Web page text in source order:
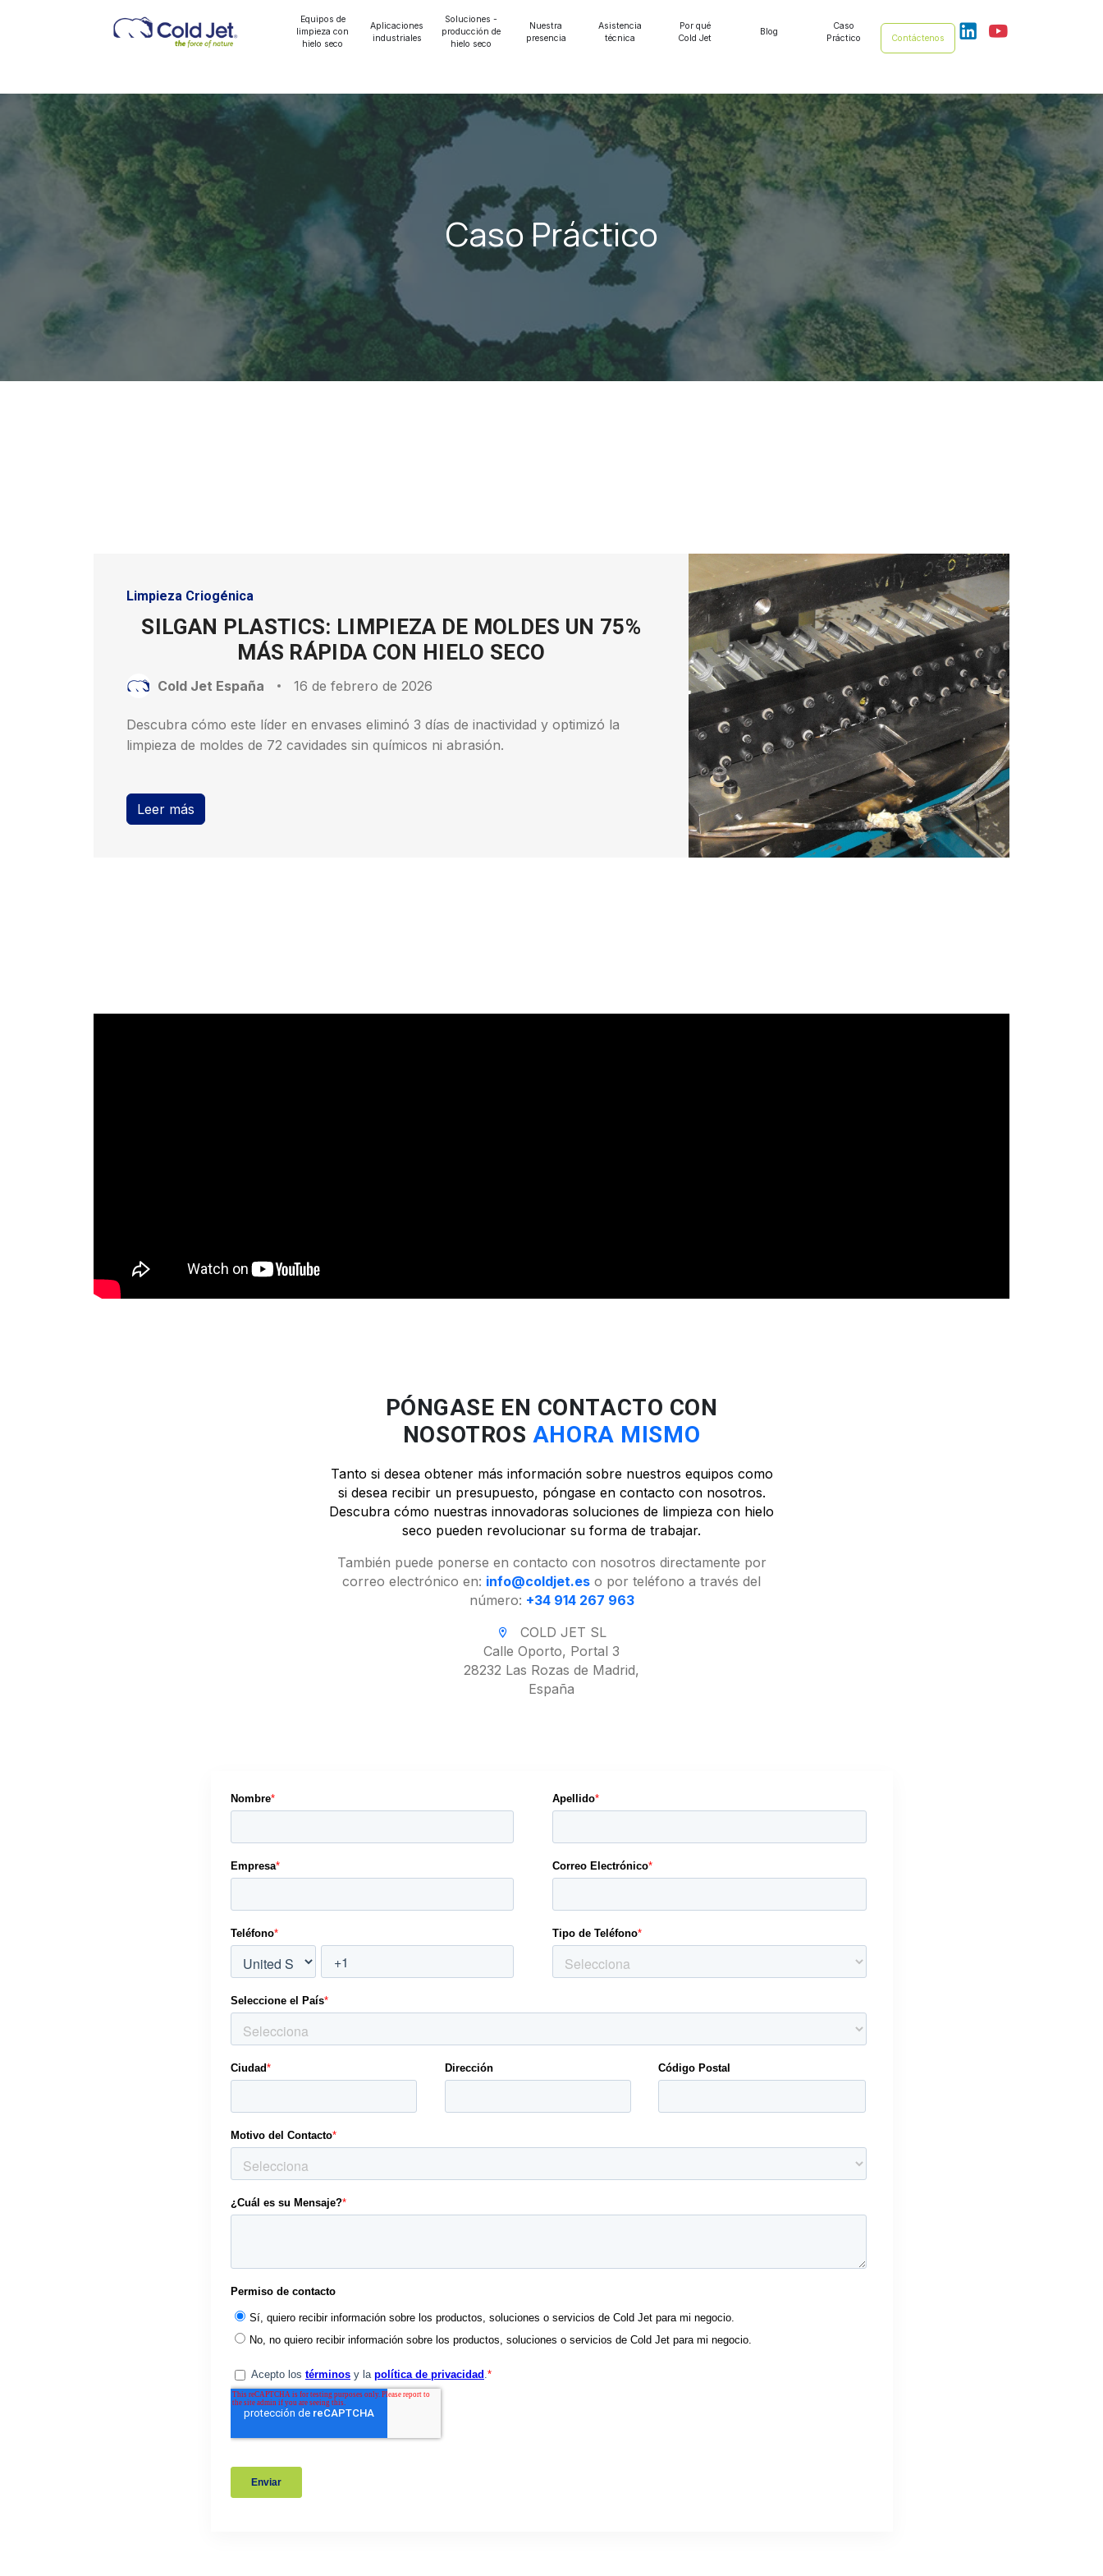
Equipos de
limpieza con
hielo seco
Aplicaciones
industriales
Soluciones -
producción de
hielo seco
Nuestra
presencia
Asistencia
técnica
Por qué
Cold Jet
Blog
Caso
Práctico
Contáctenos
Caso Práctico
Limpieza Criogénica
SILGAN PLASTICS: LIMPIEZA DE MOLDES UN 75%
MÁS RÁPIDA CON HIELO SECO
Cold Jet España 16 de febrero de 2026
Descubra cómo este líder en envases eliminó 3 días de inactividad y optimizó la
limpieza de moldes de 72 cavidades sin químicos ni abrasión.
Leer más
PÓNGASE EN CONTACTO CON
NOSOTROS AHORA MISMO
Tanto si desea obtener más información sobre nuestros equipos como
si desea recibir un presupuesto, póngase en contacto con nosotros.
Descubra cómo nuestras innovadoras soluciones de limpieza con hielo
seco pueden revolucionar su forma de trabajar.
También puede ponerse en contacto con nosotros directamente por
correo electrónico en: info@coldjet.es o por teléfono a través del
número: +34 914 267 963
COLD JET SL
Calle Oporto, Portal 3
28232 Las Rozas de Madrid,
España